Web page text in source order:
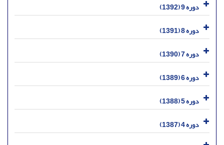
دوره 9 (1392)
دوره 8 (1391)
دوره 7 (1390)
دوره 6 (1389)
دوره 5 (1388)
دوره 4 (1387)